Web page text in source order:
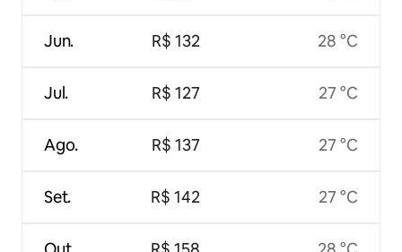
Jun.
Jul.
Ago.
Set.
R$ 132
R$ 127
R$ 137
R$ 142
28 °C
27 °C
27 °C
27 °C